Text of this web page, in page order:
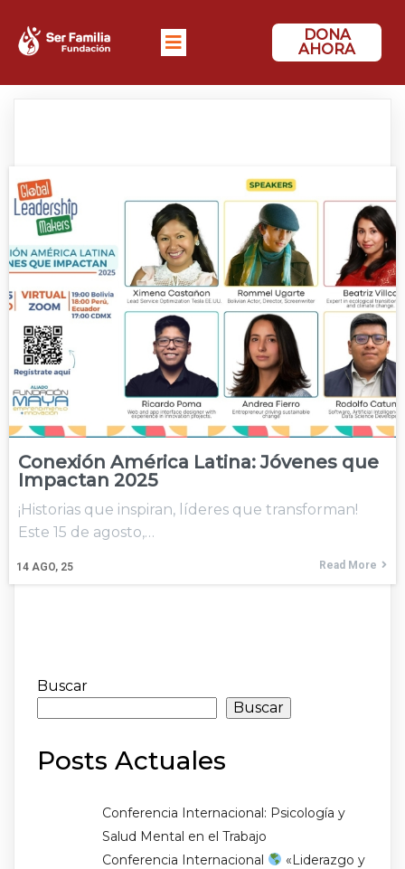
DONA
AHORA
Conexión América Latina: Jóvenes que
Impactan 2025
14 AGO, 25
¡Historias que inspiran, líderes que transforman!
Este 15 de agosto,…
Read More
Buscar
Buscar
Posts Actuales
Conferencia Internacional: Psicología y
Salud Mental en el Trabajo
Conferencia Internacional
«Liderazgo y